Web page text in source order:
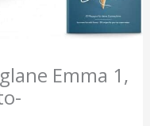
Emma 1,